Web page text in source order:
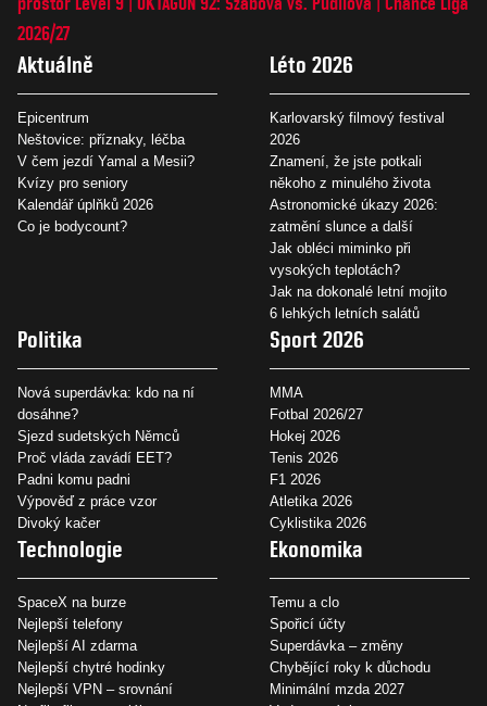
2026/27
Aktuálně
Epicentrum
Neštovice: příznaky, léčba
V čem jezdí Yamal a Mesii?
Kvízy pro seniory
Kalendář úplňků 2026
Co je bodycount?
Léto 2026
Karlovarský filmový festival
2026
Znamení, že jste potkali
někoho z minulého života
Astronomické úkazy 2026:
zatmění slunce a další
Jak obléci miminko při
vysokých teplotách?
Jak na dokonalé letní mojito
6 lehkých letních salátů
Politika
Nová superdávka: kdo na ní
dosáhne?
Sjezd sudetských Němců
Proč vláda zavádí EET?
Padni komu padni
Výpověď z práce vzor
Divoký kačer
Sport 2026
MMA
Fotbal 2026/27
Hokej 2026
Tenis 2026
F1 2026
Atletika 2026
Cyklistika 2026
Technologie
SpaceX na burze
Nejlepší telefony
Nejlepší AI zdarma
Nejlepší chytré hodinky
Nejlepší VPN – srovnání
Ekonomika
Temu a clo
Spořicí účty
Superdávka – změny
Chybějící roky k důchodu
Minimální mzda 2027